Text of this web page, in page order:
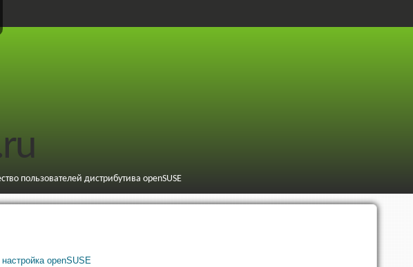
пользователей дистрибутива openSUSE
openSUSE